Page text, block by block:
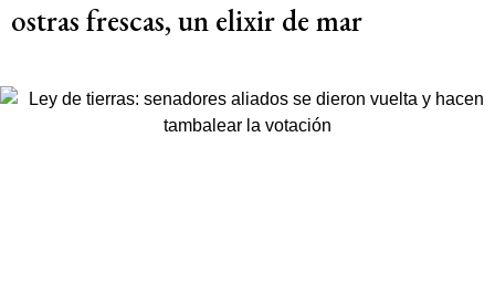
ostras frescas, un elixir de mar